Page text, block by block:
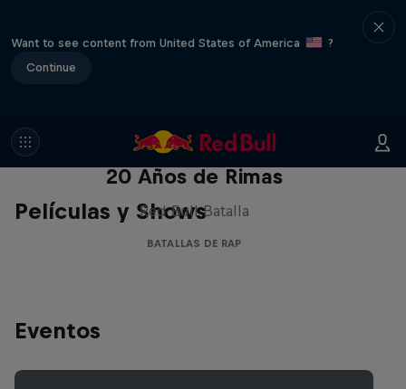
Want to see content from United States of America
?
Continue
Películas y Shows
Red Bull Batalla Nueva Historia:
20 Años de Rimas
Red Bull Batalla
BATALLAS DE RAP
Eventos